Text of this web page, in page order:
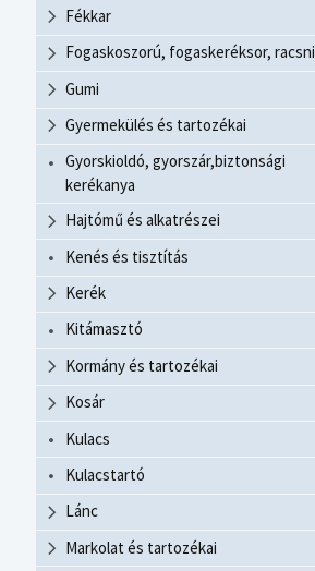
Fékkar
Fogaskoszorú, fogaskeréksor, racsni
Gumi
Gyermekülés és tartozékai
Gyorskioldó, gyorszár,biztonsági
kerékanya
Hajtómű és alkatrészei
Kenés és tisztítás
Kerék
Kitámasztó
Kormány és tartozékai
Kosár
Kulacs
Kulacstartó
Lánc
Markolat és tartozékai